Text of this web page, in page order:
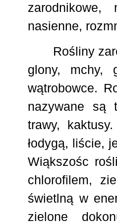
nasienne,
Rośliny
glony, mchy,
wątrobowce.
nazywane są
trawy,
łodygą, liście,
Wiąkszośc
chlorofilem,
świetlną w
zielone